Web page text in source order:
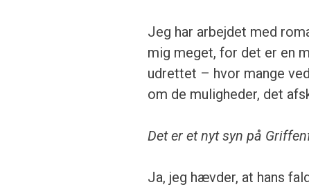
Jeg har arbejdet med
mig meget, for det er en
udrettet – hvor mange
om de muligheder, det
Det er et nyt syn på
Ja, jeg hævder, at hans